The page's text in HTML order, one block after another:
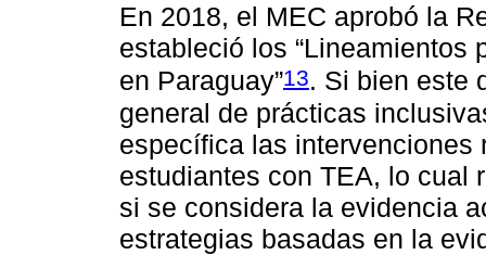
En 2018, el MEC aprobó la
estableció los “Lineamientos
en Paraguay”13. Si bien este
general de prácticas
específica las intervenciones
estudiantes con TEA, lo cual
si se considera la evidencia
estrategias basadas en la